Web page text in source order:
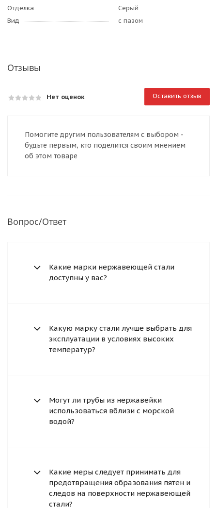
Отделка
Серый
Вид
с пазом
Отзывы
Нет оценок Оставить отзыв
Помогите другим пользователям с выбором -
будьте первым, кто поделится своим мнением
об этом товаре
Вопрос/Ответ
Какие марки нержавеющей стали
доступны у вас?
Какую марку стали лучше выбрать для
эксплуатации в условиях высоких
температур?
Могут ли трубы из нержавейки
использоваться вблизи с морской
водой?
Какие меры следует принимать для
предотвращения образования пятен и
следов на поверхности нержавеющей
стали?